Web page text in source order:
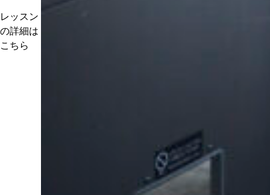
レッスン
の詳細は
こちら